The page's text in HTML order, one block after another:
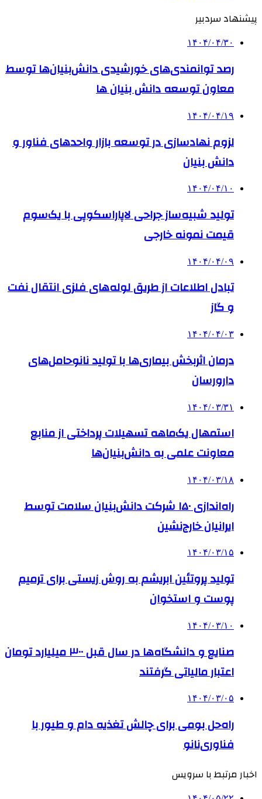
پیشنهاد سردبیر
۱۴۰۴/۰۴/۳۰
رصد توانمندی‌های خورشیدی دانش‌بنیان‌ها توسط
معاون توسعه دانش‌ بنیان ها
۱۴۰۴/۰۴/۱۹
لزوم نهادسازی در توسعه بازار واحدهای فناور و
دانش بنیان
۱۴۰۴/۰۴/۱۰
تولید شبیه‌ساز جراحی لاپاراسکوپی با یک‌سوم
قیمت نمونه خارجی
۱۴۰۴/۰۴/۰۹
تبادل اطلاعات از طریق لوله‌های فلزی انتقال نفت
و گاز
۱۴۰۴/۰۴/۰۳
درمان اثربخش بیماری‌ها با تولید نانوحامل‌های
دارورسان
۱۴۰۴/۰۳/۳۱
استمهال یک‌ماهه تسهیلات پرداختی از منابع
معاونت علمی به دانش‌بنیان‌ها
۱۴۰۴/۰۳/۱۸
راه‌اندازی ۱۵۰ شرکت دانش‌بنیان سلامت توسط
ایرانیان خارج‌نشین
۱۴۰۴/۰۳/۱۵
تولید پروتئین‌ ابریشم به روش زیستی برای ترمیم
پوست و استخوان
۱۴۰۴/۰۳/۱۰
صنایع و دانشگاه‌ها در سال قبل ۳۰۰ میلیارد تومان
اعتبار مالیاتی گرفتند
۱۴۰۴/۰۳/۰۵
راه‌حل بومی برای چالش‌ تغذیه دام و طیور با
فناوری‌نانو
اخبار مرتبط با سرویس